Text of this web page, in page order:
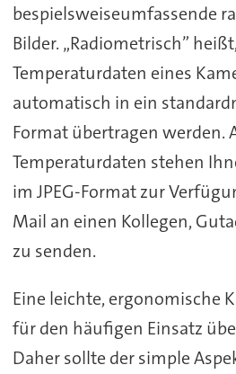
bespielsweiseumfassende
Bilder. „Radiometrisch”
Temperaturdaten eines
automatisch in ein
Format übertragen werden.
Temperaturdaten stehen
im JPEG-Format zur
Mail an einen Kollegen,
zu senden.
Eine leichte, ergonomische
für den häufigen Einsatz
Daher sollte der simple